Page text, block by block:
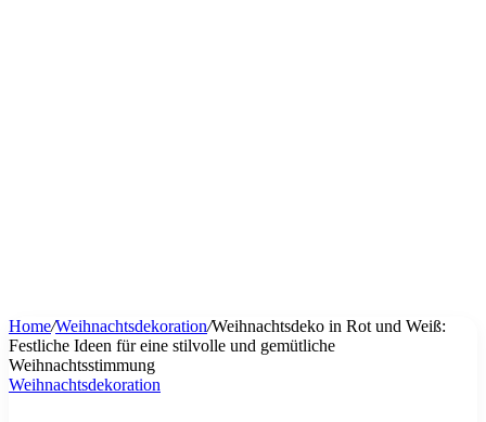
Home/Weihnachtsdekoration/Weihnachtsdeko in Rot und Weiß:
Festliche Ideen für eine stilvolle und gemütliche
Weihnachtsstimmung
Weihnachtsdekoration